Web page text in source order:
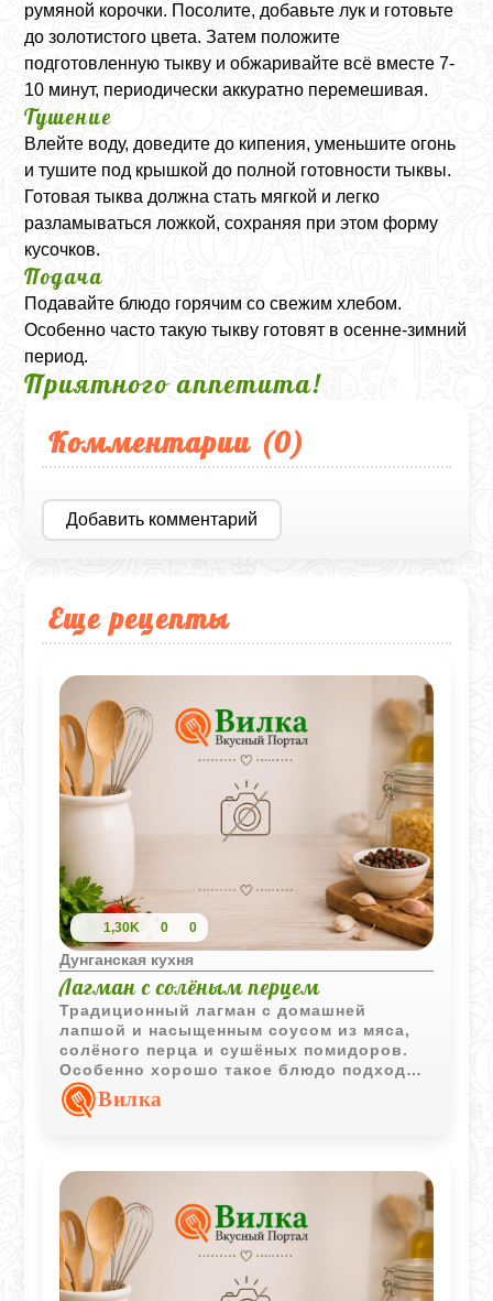
румяной корочки. Посолите, добавьте лук и готовьте
до золотистого цвета. Затем положите
подготовленную тыкву и обжаривайте всё вместе 7-
10 минут, периодически аккуратно перемешивая.
Тушение
Влейте воду, доведите до кипения, уменьшите огонь
и тушите под крышкой до полной готовности тыквы.
Готовая тыква должна стать мягкой и легко
разламываться ложкой, сохраняя при этом форму
кусочков.
Подача
Подавайте блюдо горячим со свежим хлебом.
Особенно часто такую тыкву готовят в осенне-зимний
период.
Приятного аппетита!
Комментарии (0)
Добавить комментарий
Еще рецепты
1,30K 0 0
Дунганская кухня
Лагман с солёным перцем
Традиционный лагман с домашней
лапшой и насыщенным соусом из мяса,
солёного перца и сушёных помидоров.
Особенно хорошо такое блюдо подходит
для холодного времени года благодаря
своему яркому вкусу и аромату.
Вилка